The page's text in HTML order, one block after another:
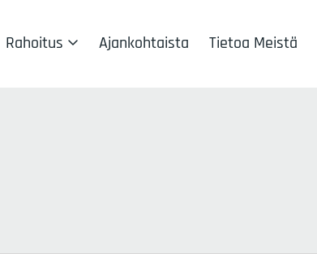
Rahoitus Ajankohtaista Tietoa Meistä